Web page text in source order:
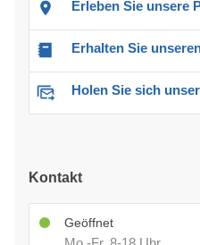
Erleben Sie unsere
Erhalten Sie
Holen Sie sich unsere
Kontakt
Geöffnet